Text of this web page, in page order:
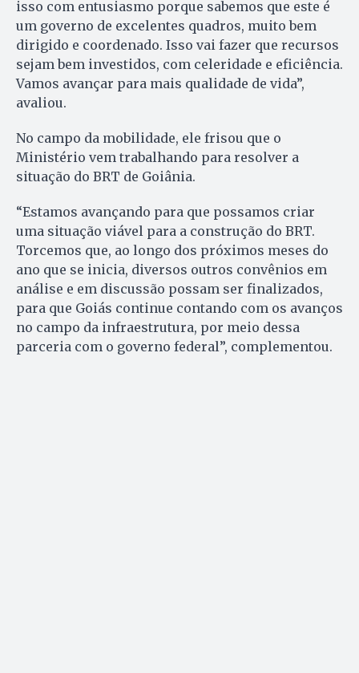
isso com entusiasmo porque sabemos que este é
um governo de excelentes quadros, muito bem
dirigido e coordenado. Isso vai fazer que recursos
sejam bem investidos, com celeridade e eficiência.
Vamos avançar para mais qualidade de vida”,
avaliou.
No campo da mobilidade, ele frisou que o
Ministério vem trabalhando para resolver a
situação do BRT de Goiânia.
“Estamos avançando para que possamos criar
uma situação viável para a construção do BRT.
Torcemos que, ao longo dos próximos meses do
ano que se inicia, diversos outros convênios em
análise e em discussão possam ser finalizados,
para que Goiás continue contando com os avanços
no campo da infraestrutura, por meio dessa
parceria com o governo federal”, complementou.